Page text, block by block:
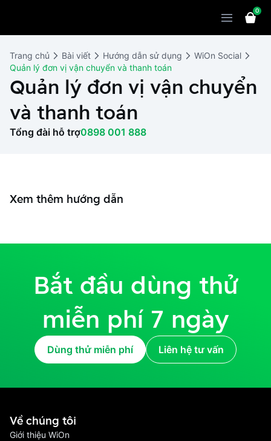
WiOn POS
WiOn AI
WiOn Social
WiOn E-commerce
WiOn Invoice
Chatbot
CRM
Thiết bị
Cùng WiOn
Khách hàng
0
Trang chủ Bài viết Hướng dẫn sử dụng
WiOn Social
Quản lý đơn vị vận chuyển và thanh toán
Quản lý đơn vị vận chuyển
và thanh toán
Tổng đài hỗ trợ0898 001 888
Xem thêm hướng dẫn
Bắt đầu dùng thử
miễn phí 7 ngày
Dùng thử miễn phí Liên hệ tư vấn
Về chúng tôi
Giới thiệu WiOn